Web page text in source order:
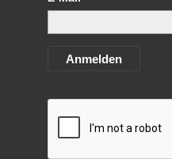
Anmelden